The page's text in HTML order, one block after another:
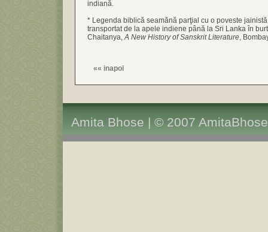
indiană.
* Legenda biblică seamănă parţial cu o poveste
transportat de la apele indiene până la Sri Lanka în
Chaitanya,A New History of Sanskrit Literature,
«« inapoi
Amita Bhose | © 2007